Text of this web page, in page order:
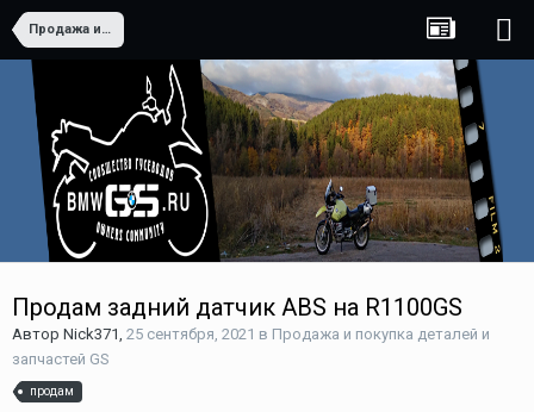
Продажа и покупка деталей и запчастей GS
Продам задний датчик ABS на R1100GS
Автор Nick371, 25 сентября, 2021 в Продажа и покупка деталей и
запчастей GS
продам